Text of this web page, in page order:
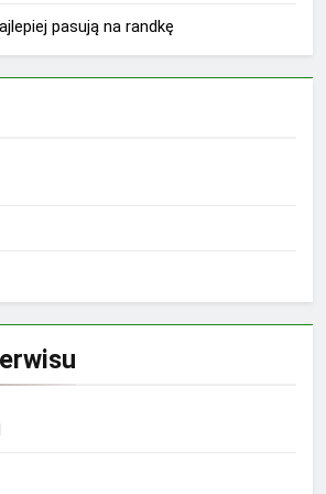
pasują na randkę